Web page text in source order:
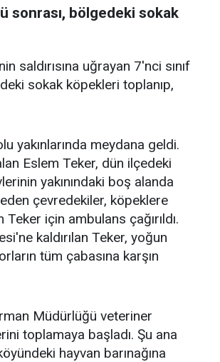
sonrası, bölgedeki sokak
saldırısına uğrayan 7'nci sınıf
sokak köpekleri toplanıp,
yakınlarında meydana geldi.
Eslem Teker, dün ilçedeki
yakınındaki boş alanda
çevredekiler, köpeklere
için ambulans çağırıldı.
kaldırılan Teker, yoğun
tüm çabasına karşın
Müdürlüğü veteriner
toplamaya başladı. Şu ana
hayvan barınağına